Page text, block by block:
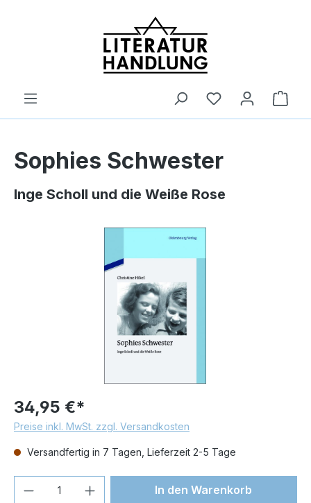
Sophies Schwester
Inge Scholl und die Weiße Rose
34,95 €*
Preise inkl. MwSt. zzgl. Versandkosten
Versandfertig in 7 Tagen, Lieferzeit 2-5 Tage
Produkt Anzahl: Gib denIn den Warenkorb